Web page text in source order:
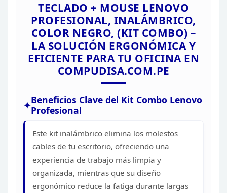
TECLADO + MOUSE LENOVO
PROFESIONAL, INALÁMBRICO,
COLOR NEGRO, (KIT COMBO) –
LA SOLUCIÓN ERGONÓMICA Y
EFICIENTE PARA TU OFICINA EN
COMPUDISA.COM.PE
Beneficios Clave del Kit Combo Lenovo
Profesional
Este kit inalámbrico elimina los molestos
cables de tu escritorio, ofreciendo una
experiencia de trabajo más limpia y
organizada, mientras que su diseño
ergonómico reduce la fatiga durante largas